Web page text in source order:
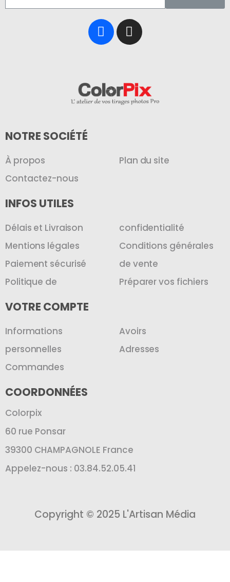
NOTRE SOCIÉTÉ
À propos
Contactez-nous
Plan du site
INFOS UTILES
Délais et Livraison
Mentions légales
Paiement sécurisé
Politique de
confidentialité
Conditions générales
de vente
Préparer vos fichiers
VOTRE COMPTE
Informations
personnelles
Commandes
Avoirs
Adresses
COORDONNÉES
Colorpix
60 rue Ponsar
39300 CHAMPAGNOLE France
Appelez-nous : 03.84.52.05.41
Copyright © 2025 L'Artisan Média